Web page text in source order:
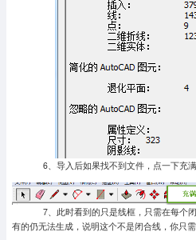
6、导入后如果找不到文件，点一下充满
7、此时看到的只是线框，只需在每个闭
有的仍无法生成，说明这个不是闭合线，你只需